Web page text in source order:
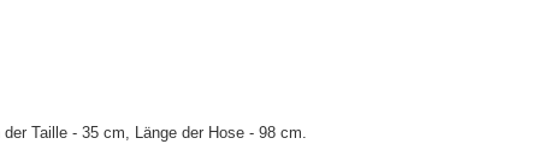
Taille - 35 cm, Länge der Hose - 98 cm.